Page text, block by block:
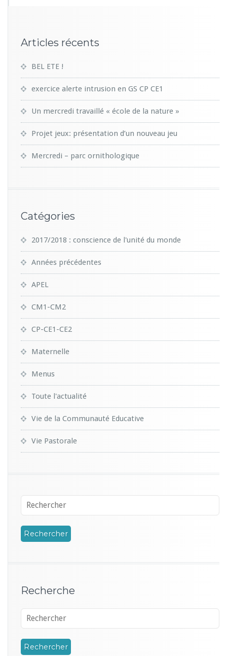
Articles récents
BEL ETE !
exercice alerte intrusion en GS CP CE1
Un mercredi travaillé « école de la nature »
Projet jeux: présentation d’un nouveau jeu
Mercredi – parc ornithologique
Catégories
2017/2018 : conscience de l'unité du monde
Années précédentes
APEL
CM1-CM2
CP-CE1-CE2
Maternelle
Menus
Toute l'actualité
Vie de la Communauté Educative
Vie Pastorale
Recherche